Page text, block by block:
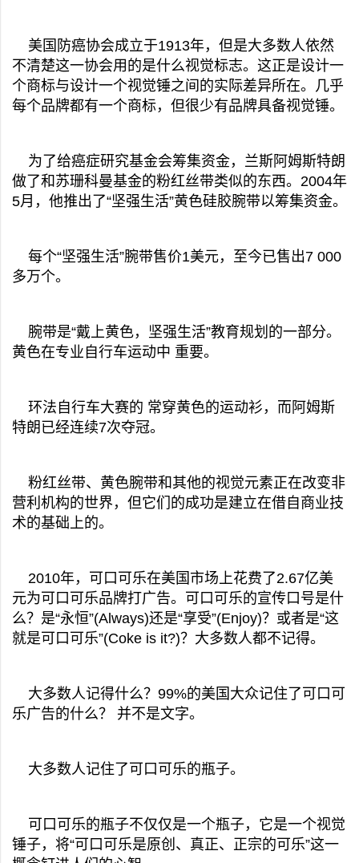
美国防癌协会成立于1913年，但是大多数人依然
不清楚这一协会用的是什么视觉标志。这正是设计一
个商标与设计一个视觉锤之间的实际差异所在。几乎
每个品牌都有一个商标，但很少有品牌具备视觉锤。
为了给癌症研究基金会筹集资金，兰斯阿姆斯特朗
做了和苏珊科曼基金的粉红丝带类似的东西。2004年
5月，他推出了“坚强生活”黄色硅胶腕带以筹集资金。
每个“坚强生活”腕带售价1美元，至今已售出7 000
多万个。
腕带是“戴上黄色，坚强生活”教育规划的一部分。
黄色在专业自行车运动中 重要。
环法自行车大赛的 常穿黄色的运动衫，而阿姆斯
特朗已经连续7次夺冠。
粉红丝带、黄色腕带和其他的视觉元素正在改变非
营利机构的世界，但它们的成功是建立在借自商业技
术的基础上的。
2010年，可口可乐在美国市场上花费了2.67亿美
元为可口可乐品牌打广告。可口可乐的宣传口号是什
么？是“永恒”(Always)还是“享受”(Enjoy)？或者是“这
就是可口可乐”(Coke is it?)？大多数人都不记得。
大多数人记得什么？99%的美国大众记住了可口可
乐广告的什么？ 并不是文字。
大多数人记住了可口可乐的瓶子。
可口可乐的瓶子不仅仅是一个瓶子，它是一个视觉
锤子，将“可口可乐是原创、真正、正宗的可乐”这一